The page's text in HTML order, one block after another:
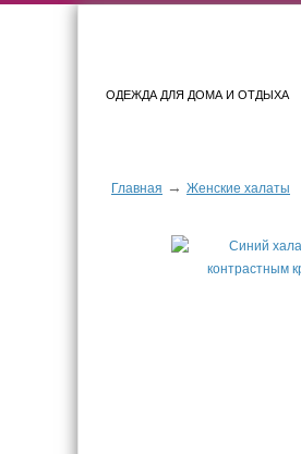
ОДЕЖДА ДЛЯ ДОМА И ОТДЫХА
Главная → Женские халаты